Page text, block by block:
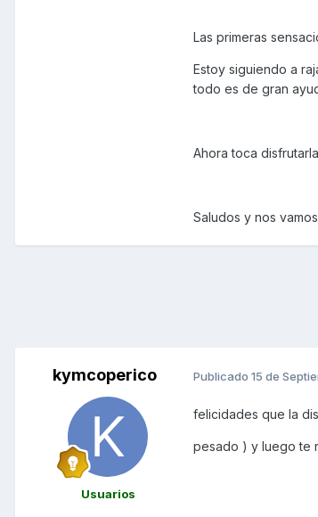
Las primeras
Estoy siguiendo a
todo es de gran
Ahora toca
Saludos y nos
kymcoperico
Usuarios
Publicado 15 de
felicidades que la
pesado ) y luego te